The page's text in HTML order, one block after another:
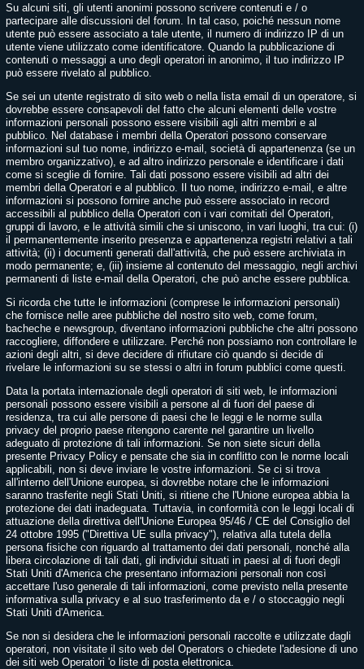
Su alcuni siti, gli utenti anonimi possono scrivere contenuti e / o
partecipare alle discussioni del forum. In tal caso, poiché nessun nome
utente può essere associato a tale utente, il numero di indirizzo IP di un
utente viene utilizzato come identificatore. Quando la pubblicazione di
contenuti o messaggi a uno degli operatori in anonimo, il tuo indirizzo IP
può essere rivelato al pubblico.
Se sei un utente registrato di sito web o nella lista email di un operatore, si
dovrebbe essere consapevoli del fatto che alcuni elementi delle vostre
informazioni personali possono essere visibili agli altri membri e al
pubblico. Nel database i membri della Operatori possono conservare
informazioni sul tuo nome, indirizzo e-mail, società di appartenenza (se un
membro organizzativo), e ad altro indirizzo personale e identificare i dati
come si sceglie di fornire. Tali dati possono essere visibili ad altri dei
membri della Operatori e al pubblico. Il tuo nome, indirizzo e-mail, e altre
informazioni si possono fornire anche può essere associato in record
accessibili al pubblico della Operatori con i vari comitati del Operatori,
gruppi di lavoro, e le attività simili che si uniscono, in vari luoghi, tra cui: (i)
il permanentemente inserito presenza e appartenenza registri relativi a tali
attività; (ii) i documenti generati dall'attività, che può essere archiviata in
modo permanente; e, (iii) insieme al contenuto del messaggio, negli archivi
permanenti di liste e-mail della Operatori, che può anche essere pubblica.
Si ricorda che tutte le informazioni (comprese le informazioni personali)
che fornisce nelle aree pubbliche del nostro sito web, come forum,
bacheche e newsgroup, diventano informazioni pubbliche che altri possono
raccogliere, diffondere e utilizzare. Perché non possiamo non controllare le
azioni degli altri, si deve decidere di rifiutare ciò quando si decide di
rivelare le informazioni su se stessi o altri in forum pubblici come questi.
Data la portata internazionale degli operatori di siti web, le informazioni
personali possono essere visibili a persone al di fuori del paese di
residenza, tra cui alle persone di paesi che le leggi e le norme sulla
privacy del proprio paese ritengono carente nel garantire un livello
adeguato di protezione di tali informazioni. Se non siete sicuri della
presente Privacy Policy e pensate che sia in conflitto con le norme locali
applicabili, non si deve inviare le vostre informazioni. Se ci si trova
all'interno dell'Unione europea, si dovrebbe notare che le informazioni
saranno trasferite negli Stati Uniti, si ritiene che l'Unione europea abbia la
protezione dei dati inadeguata. Tuttavia, in conformità con le leggi locali di
attuazione della direttiva dell'Unione Europea 95/46 / CE del Consiglio del
24 ottobre 1995 ("Direttiva UE sulla privacy"), relativa alla tutela della
persona fisiche con riguardo al trattamento dei dati personali, nonché alla
libera circolazione di tali dati, gli individui situati in paesi al di fuori degli
Stati Uniti d'America che presentano informazioni personali non così
accettare l'uso generale di tali informazioni, come previsto nella presente
informativa sulla privacy e al suo trasferimento da e / o stoccaggio negli
Stati Uniti d'America.
Se non si desidera che le informazioni personali raccolte e utilizzate dagli
operatori, non visitate il sito web del Operators o chiedete l'adesione di uno
dei siti web Operatori 'o liste di posta elettronica.